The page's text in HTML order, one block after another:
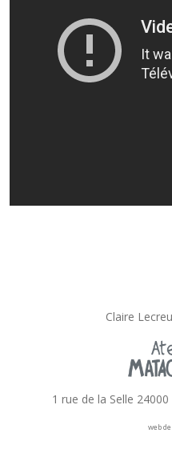
Claire
1 rue de la Selle
web